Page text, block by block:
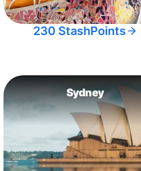
230 StashPoints
Sydney